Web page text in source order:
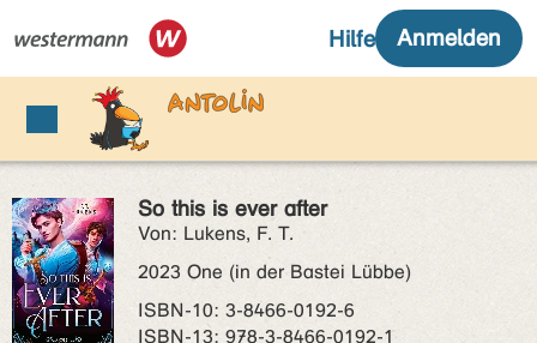
So this is ever after
Von: Lukens, F. T.
2023 One (in der Bastei Lübbe)
ISBN‑10: 3-8466-0192-6
ISBN‑13: 978-3-8466-0192-1